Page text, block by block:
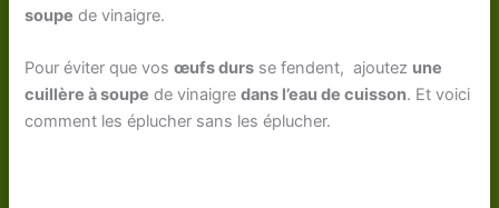
soupe de vinaigre.
Pour éviter que vosœufs durs se fendent, ajoutez une
cuillère à soupe de vinaigredans l’eau de cuisson. Et voici
comment les éplucher sans les éplucher.